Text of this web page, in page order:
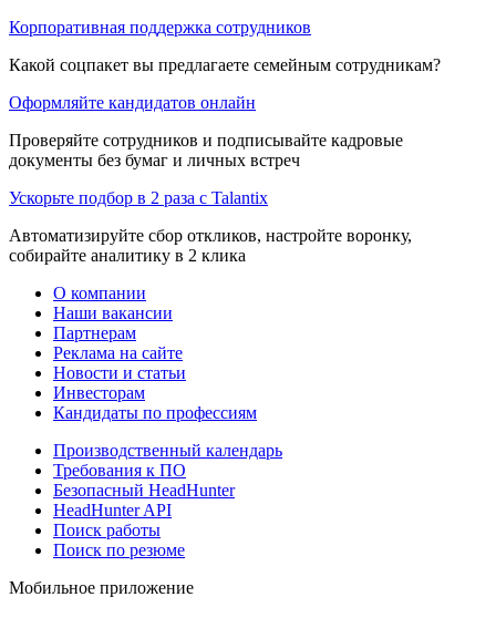
Корпоративная поддержка сотрудников
Какой соцпакет вы предлагаете семейным сотрудникам?
Оформляйте кандидатов онлайн
Проверяйте сотрудников и подписывайте кадровые
документы без бумаг и личных встреч
Ускорьте подбор в 2 раза с Talantix
Автоматизируйте сбор откликов, настройте воронку,
собирайте аналитику в 2 клика
О компании
Наши вакансии
Партнерам
Реклама на сайте
Новости и статьи
Инвесторам
Кандидаты по профессиям
Производственный календарь
Требования к ПО
Безопасный HeadHunter
HeadHunter API
Поиск работы
Поиск по резюме
Мобильное приложение